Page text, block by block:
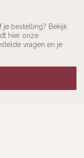
je bestelling? Bekijk
hier onze
vragen en je